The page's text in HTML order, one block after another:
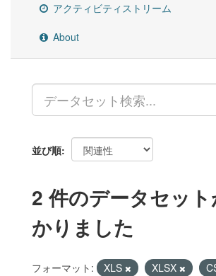
アクティビティストリーム
About
並び順
2 件のデータセッ
かりました
フォーマット: XLS XLSX